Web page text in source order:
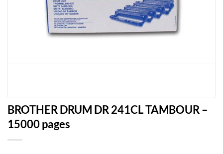
BROTHER DRUM DR 241CL TAMBOUR –
15000 pages